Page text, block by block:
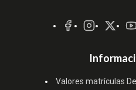
Sociales
Valores matrículas